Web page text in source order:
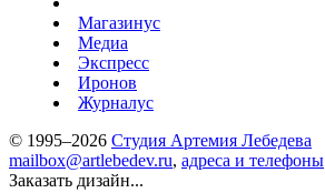
Магазинус
Медиа
Экспресс
Иронов
Журналус
© 1995–2026 Студия Артемия Лебедева
mailbox@artlebedev.ru, адреса и телефоны
Заказать дизайн...